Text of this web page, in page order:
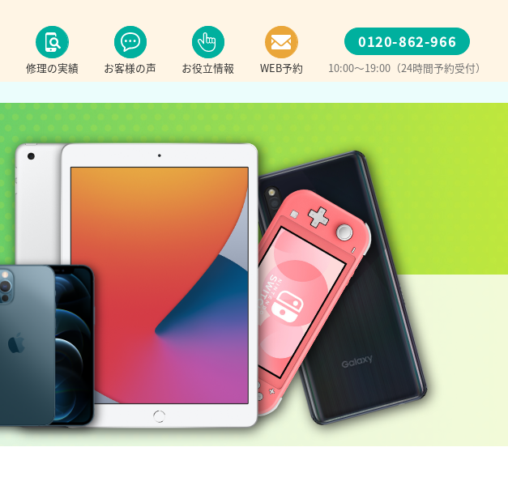
修理の実績 お客様の声 お役立情報 WEB予約
0120-862-966
10:00～19:00（24時間予約受付）